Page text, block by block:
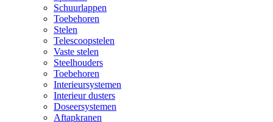
Schuurlappen
Toebehoren
Stelen
Telescoopstelen
Vaste stelen
Steelhouders
Toebehoren
Interieursystemen
Interieur dusters
Doseersystemen
Aftapkranen